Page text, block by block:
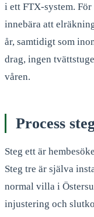
i ett FTX-system.
innebära att
år, samtidigt som
drag, ingen
våren.
Process
Steg ett är
Steg tre är själva
normal villa i
injustering och